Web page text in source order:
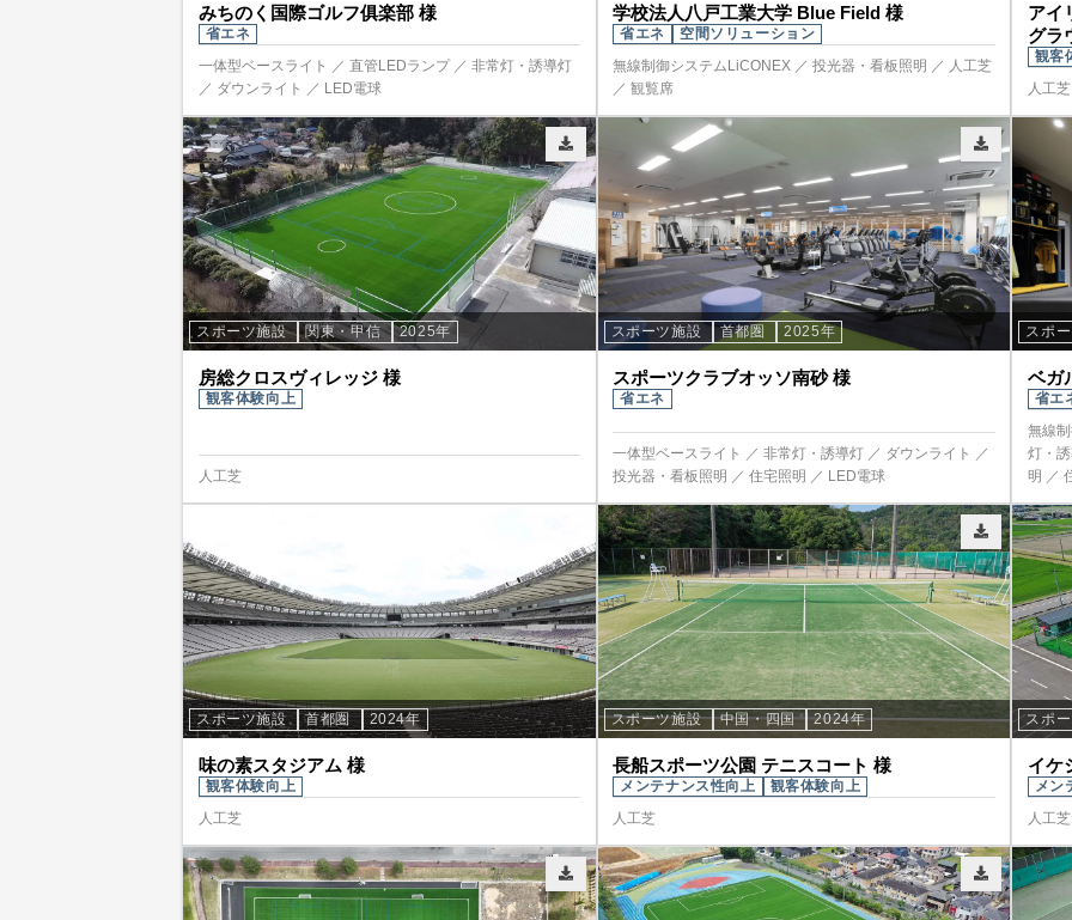
みちのく国際ゴルフ俱楽部 様
省エネ
一体型ベースライト ／ 直管LEDランプ ／ 非常灯・誘導灯
／ ダウンライト ／ LED電球
学校法人八戸工業大学 Blue Field 様
省エネ
空間ソリューション
無線制御システムLiCONEX ／ 投光器・看板照明 ／ 人工芝
／ 観覧席
アイ
グラ
観客
人工芝
スポーツ施設 関東・甲信 2025年
房総クロスヴィレッジ 様
観客体験向上
人工芝
スポーツ施設 首都圏 2025年
スポーツクラブオッソ南砂 様
省エネ
一体型ベースライト ／ 非常灯・誘導灯 ／ ダウンライト ／
投光器・看板照明 ／ 住宅照明 ／ LED電球
スポ
ベガ
省エ
無線
灯・
明 ／
スポーツ施設 首都圏 2024年
味の素スタジアム 様
観客体験向上
人工芝
スポーツ施設 中国・四国 2024年
長船スポーツ公園 テニスコート 様
メンテナンス性向上
観客体験向上
人工芝
スポ
イケ
メン
人工芝